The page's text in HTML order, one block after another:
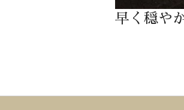
早く穏や